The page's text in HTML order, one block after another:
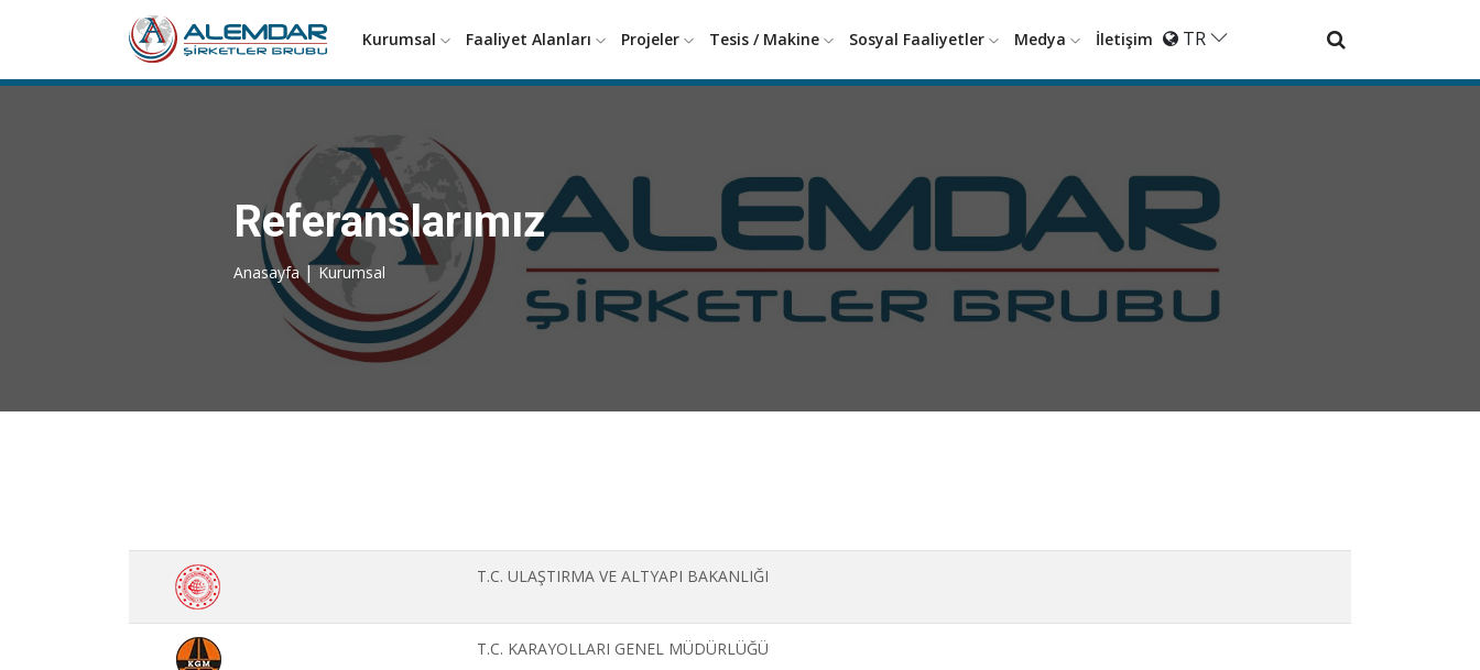
Kurumsal Faaliyet Alanları Projeler Tesis / Makine Sosyal Faaliyetler Medya İletişim TR
Referanslarımız
Anasayfa | Kurumsal
T.C. ULAŞTIRMA VE ALTYAPI BAKANLIĞI
T.C. KARAYOLLARI GENEL MÜDÜRLÜĞÜ